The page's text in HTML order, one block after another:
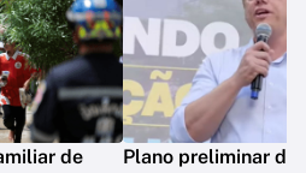
de
Plano preliminar de